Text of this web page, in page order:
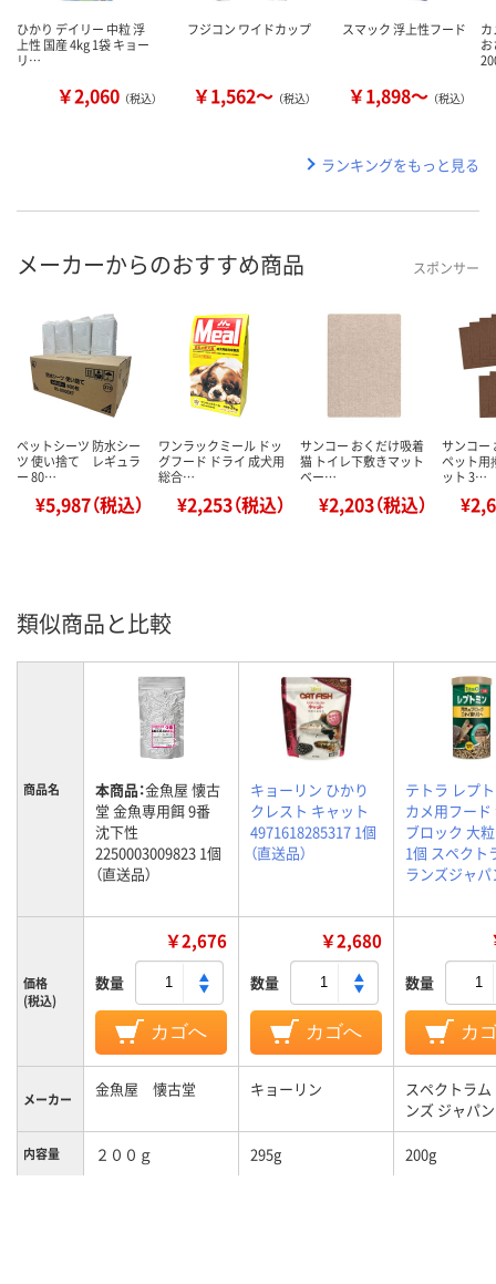
ひかり デイリー 中粒 浮
上性 国産 4kg 1袋 キョー
リ…
￥2,060 （税込）
フジコン ワイドカップ
￥1,562～ （税込）
スマック 浮上性フード
￥1,898～ （税込）
ランキングをもっと見る
メーカーからのおすすめ商品 スポンサー
ペットシーツ 防水シー
ツ 使い捨て レギュラ
ー 80…
¥5,987（税込）
ワンラックミール ドッ
グフード ドライ 成犬用
総合…
¥2,253（税込）
サンコー おくだけ吸着
猫 トイレ下敷きマット
ベー…
¥2,203（税込）
サンコー
ペット用
ット 3…
類似商品と比較
商品名 本商品：金魚屋 懐古
堂 金魚専用餌 9番
沈下性
2250003009823 1個
（直送品）
キョーリン ひかり
クレスト キャット
4971618285317 1個
（直送品）
テトラ レプ
カメ用フード
ブロック 大
1個 スペクト
ランズジャパ
価格
(税込)
￥2,676
数量
カゴへ
￥2,680
数量
カゴへ
数量
カ
メーカー 金魚屋 懐古堂 キョーリン
スペクトラム
ンズ ジャパン
内容量 ２００ｇ 295g 200g